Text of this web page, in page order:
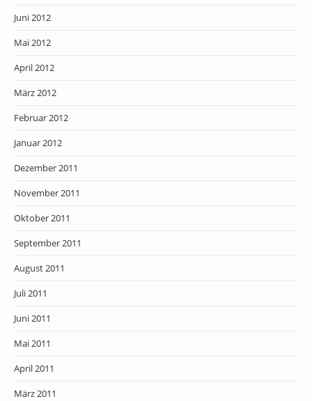
Juni 2012
Mai 2012
April 2012
März 2012
Februar 2012
Januar 2012
Dezember 2011
November 2011
Oktober 2011
September 2011
August 2011
Juli 2011
Juni 2011
Mai 2011
April 2011
März 2011